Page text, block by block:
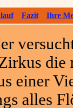
Fazit
Ihre
einer
alles